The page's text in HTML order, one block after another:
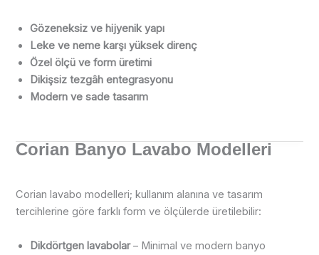
Gözeneksiz ve hijyenik yapı
Leke ve neme karşı yüksek direnç
Özel ölçü ve form üretimi
Dikişsiz tezgâh entegrasyonu
Modern ve sade tasarım
Corian Banyo Lavabo Modelleri
Corian lavabo modelleri; kullanım alanına ve tasarım
tercihlerine göre farklı form ve ölçülerde üretilebilir:
Dikdörtgen lavabolar– Minimal ve modern banyo